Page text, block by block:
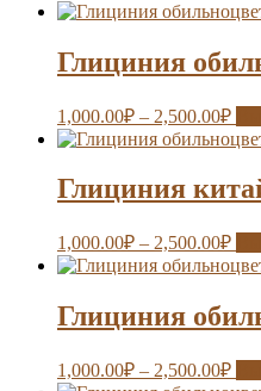
Глициния
1,000.00₽ – 2,500.00₽
Глициния
1,000.00₽ – 2,500.00₽
Глициния
1,000.00₽ – 2,500.00₽